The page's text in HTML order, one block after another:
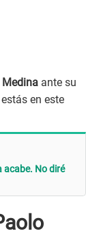
ante su
en este
acabe. No diré